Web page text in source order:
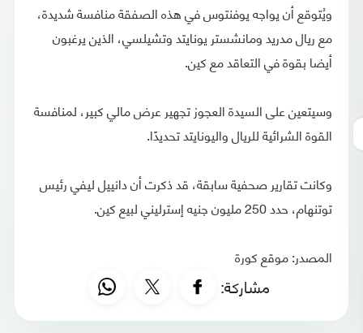
ويُتوقع أن يواجه يوفنتوس في هذه الصفقة منافسة شديدة،
مع ريال مدريد ومانشستر يونايتد وتشيلسي، الذين يرغبون
أيضا بقوة في التعاقد مع كين.
وسيتعين على السيدة العجوز تجهير عرض مالي كبير، لمنافسة
القوة الشرائية للريال واليونايتد تحديدًا.
وكانت تقارير صحفية سابقة، قد ذكرت أن دانييل ليفي رئيس
توتنهام، حدد 250 مليون جنيه إسترليني لبيع كين.
المصدر: موقع كورة
مشاركة: